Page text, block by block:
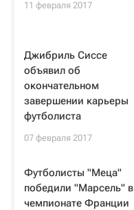
11 февраля 2017
Джибриль Сиссе
объявил об
окончательном
завершении карьеры
футболиста
07 февраля 2017
Футболисты "Меца"
победили "Марсель" в
чемпионате Франции